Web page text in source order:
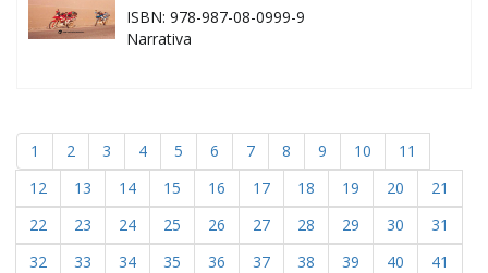
ISBN: 978-987-08-0999-9
Narrativa
1 2 3 4 5 6 7 8 9 10
11
12
13 14 15 16 17 18 19 20
21
22
23 24 25 26 27 28 29 30
31
32
33 34 35 36 37 38 39 40
41